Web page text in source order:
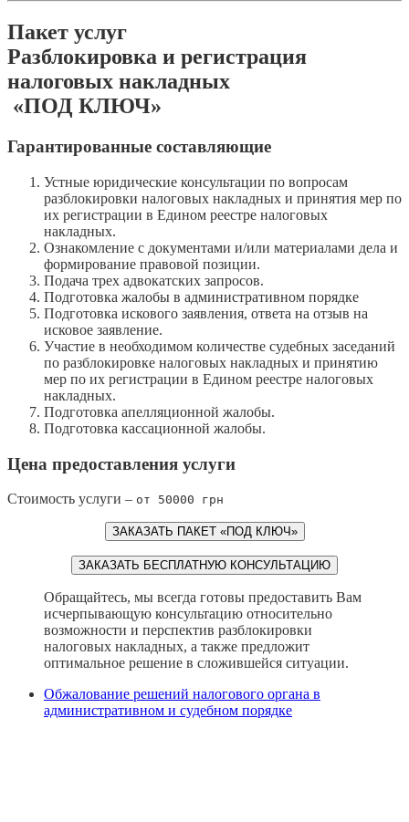
Пакет услуг
Разблокировка и регистрация
налоговых накладных
«ПОД КЛЮЧ»
Гарантированные составляющие
Устные юридические консультации по вопросам
разблокировки налоговых накладных и принятия мер по
их регистрации в Едином реестре налоговых
накладных.
Ознакомление с документами и/или материалами дела и
формирование правовой позиции.
Подача трех адвокатских запросов.
Подготовка жалобы в административном порядке
Подготовка искового заявления, ответа на отзыв на
исковое заявление.
Участие в необходимом количестве судебных заседаний
по разблокировке налоговых накладных и принятию
мер по их регистрации в Едином реестре налоговых
накладных.
Подготовка апелляционной жалобы.
Подготовка кассационной жалобы.
Цена предоставления услуги
Стоимость услуги – от 50000 грн
ЗАКАЗАТЬ ПАКЕТ «ПОД КЛЮЧ»
ЗАКАЗАТЬ БЕСПЛАТНУЮ КОНСУЛЬТАЦИЮ
Обращайтесь, мы всегда готовы предоставить Вам
исчерпывающую консультацию относительно
возможности и перспектив разблокировки
налоговых накладных, а также предложит
оптимальное решение в сложившейся ситуации.
Обжалование решений налогового органа в
административном и судебном порядке